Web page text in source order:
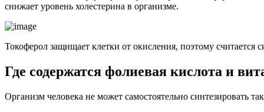
снижает уровень холестерина в организме.
Токоферол защищает клетки от окисления, поэтому считается
Где содержатся фолиевая кислота и
Организм человека не может самостоятельно синтезировать